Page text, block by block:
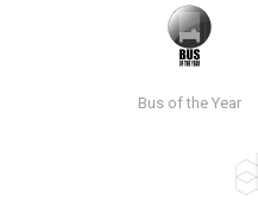
Bus of the Year